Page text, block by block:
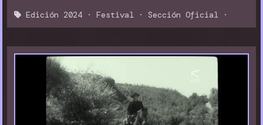
Edición 2024 · Festival · Sección Oficial ·